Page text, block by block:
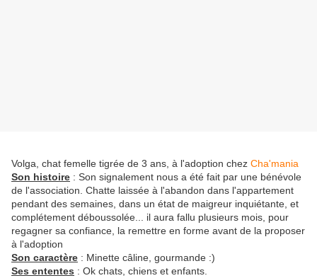
Volga, chat femelle tigrée de 3 ans, à l'adoption chez Cha'mania
Son histoire : Son signalement nous a été fait par une bénévole
de l'association. Chatte laissée à l'abandon dans l'appartement
pendant des semaines, dans un état de maigreur inquiétante, et
complétement déboussolée... il aura fallu plusieurs mois, pour
regagner sa confiance, la remettre en forme avant de la proposer
à l'adoption
Son caractère : Minette câline, gourmande :)
Ses ententes : Ok chats, chiens et enfants.